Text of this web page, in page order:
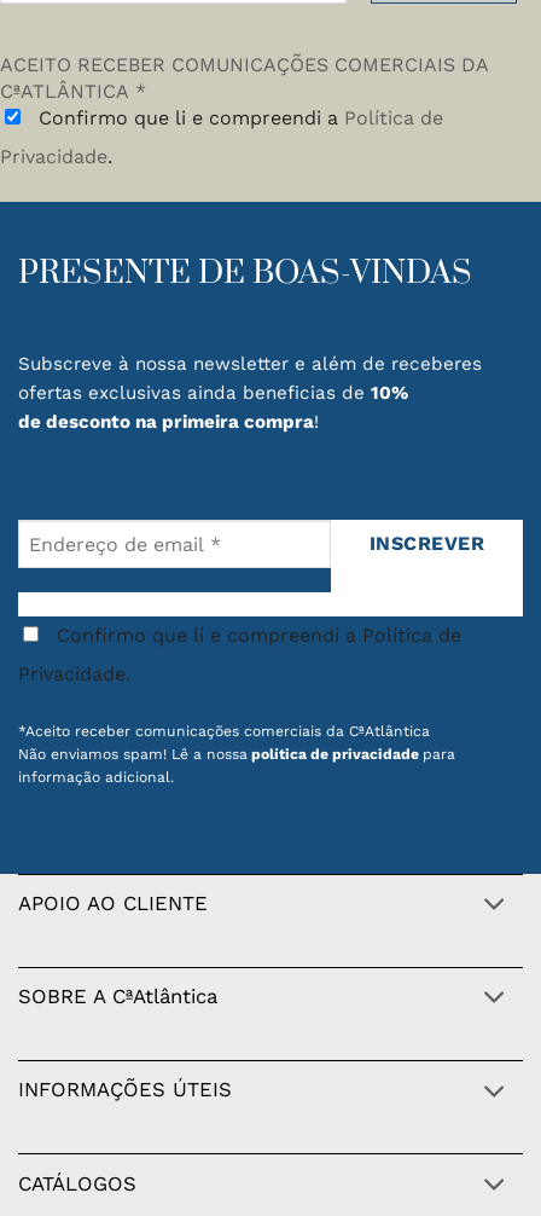
ACEITO RECEBER COMUNICAÇÕES COMERCIAIS DA
CªATLÂNTICA *
Confirmo que li e compreendi a Política de
Privacidade.
PRESENTE DE BOAS-VINDAS
Subscreve à nossa newsletter e além de receberes
ofertas exclusivas ainda beneficias de 10%
de desconto na primeira compra!
Privacidade.
*Aceito receber comunicações comerciais da CªAtlântica
Não enviamos spam! Lê a nossa política de privacidade para
informação adicional.
APOIO AO CLIENTE
SOBRE A CªAtlântica
INFORMAÇÕES ÚTEIS
CATÁLOGOS